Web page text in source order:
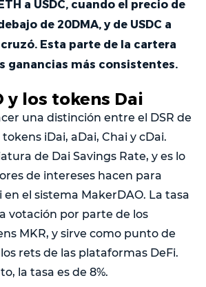
a USDC, cuando el precio de
de 20DMA, y de USDC a
Esta parte de la cartera
ganancias más consistentes.
y los tokens Dai
una distinción entre el DSR de
iDai, aDai, Chai y cDai.
de Dai Savings Rate, y es lo
de intereses hacen para
el sistema MakerDAO. La tasa
votación por parte de los
MKR, y sirve como punto de
rets de las plataformas DeFi.
la tasa es de 8%.